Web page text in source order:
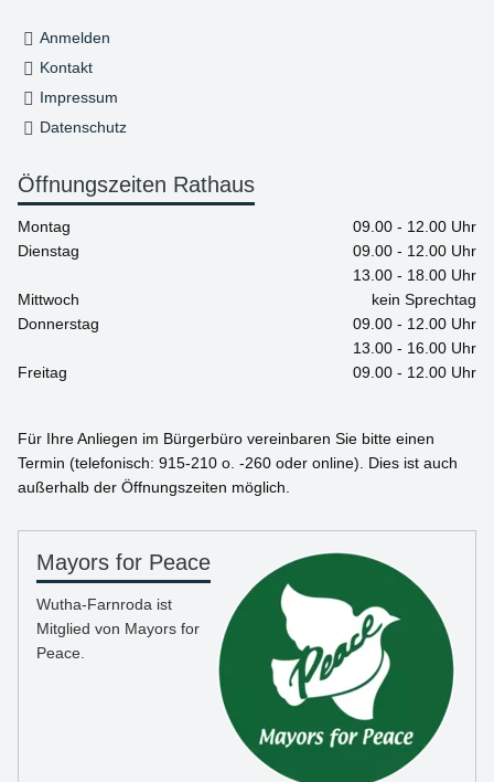
Anmelden
Kontakt
Impressum
Datenschutz
Öffnungszeiten Rathaus
Montag
09.00 - 12.00 Uhr
Dienstag
09.00 - 12.00 Uhr
13.00 - 18.00 Uhr
Mittwoch
kein Sprechtag
Donnerstag
09.00 - 12.00 Uhr
13.00 - 16.00 Uhr
Freitag
09.00 - 12.00 Uhr
Für Ihre Anliegen im Bürgerbüro vereinbaren Sie bitte einen
Termin (telefonisch: 915-210 o. -260 oder online). Dies ist auch
außerhalb der Öffnungszeiten möglich.
Mayors for Peace
Wutha-Farnroda ist
Mitglied von Mayors for
Peace.